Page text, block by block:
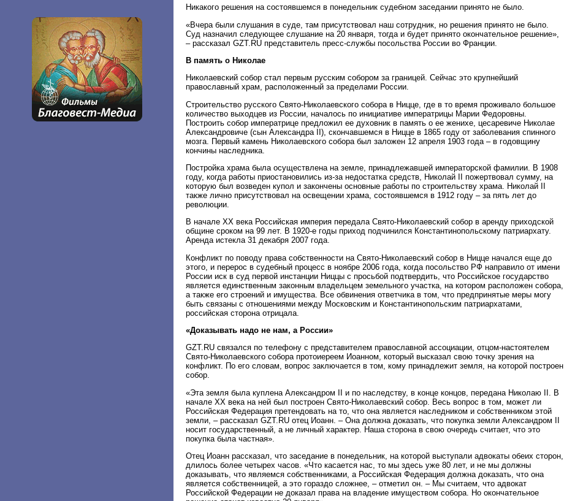
Никакого решения на состоявшемся в понедельник судебном заседании принято не было.
«Вчера были слушания в суде, там присутствовал наш сотрудник, но решения принято не было.
Суд назначил следующее слушание на 20 января, тогда и будет принято окончательное решение»,
– рассказал GZT.RU представитель пресс-службы посольства России во Франции.
В память о Николае
Николаевский собор стал первым русским собором за границей. Сейчас это крупнейший
православный храм, расположенный за пределами России.
Строительство русского Свято-Николаевского собора в Ницце, где в то время проживало большое
количество выходцев из России, началось по инициативе императрицы Марии Федоровны.
Построить собор императрице предложил ее духовник в память о ее женихе, цесаревиче Николае
Александровиче (сын Александра II), скончавшемся в Ницце в 1865 году от заболевания спинного
мозга. Первый камень Николаевского собора был заложен 12 апреля 1903 года – в годовщину
кончины наследника.
Постройка храма была осуществлена на земле, принадлежавшей императорской фамилии. В 1908
году, когда работы приостановились из-за недостатка средств, Николай II пожертвовал сумму, на
которую был возведен купол и закончены основные работы по строительству храма. Николай II
также лично присутствовал на освещении храма, состоявшемся в 1912 году – за пять лет до
революции.
В начале ХХ века Российская империя передала Свято-Николаевский собор в аренду приходской
общине сроком на 99 лет. В 1920-е годы приход подчинился Константинопольскому патриархату.
Аренда истекла 31 декабря 2007 года.
Конфликт по поводу права собственности на Свято-Николаевский собор в Ницце начался еще до
этого, и перерос в судебный процесс в ноябре 2006 года, когда посольство РФ направило от имени
России иск в суд первой инстанции Ниццы с просьбой подтвердить, что Российское государство
является единственным законным владельцем земельного участка, на котором расположен собора,
а также его строений и имущества. Все обвинения ответчика в том, что предпринятые меры могу
быть связаны с отношениями между Московским и Константинопольским патриархатами,
российская сторона отрицала.
«Доказывать надо не нам, а России»
GZT.RU связался по телефону с представителем православной ассоциации, отцом-настоятелем
Свято-Николаевского собора протоиереем Иоанном, который высказал свою точку зрения на
конфликт. По его словам, вопрос заключается в том, кому принадлежит земля, на которой построен
собор.
«Эта земля была куплена Александром II и по наследству, в конце концов, передана Николаю II. В
начале XX века на ней был построен Свято-Николаевский собор. Весь вопрос в том, может ли
Российская Федерация претендовать на то, что она является наследником и собственником этой
земли, – рассказал GZT.RU отец Иоанн. – Она должна доказать, что покупка земли Александром II
носит государственный, а не личный характер. Наша сторона в свою очередь считает, что это
покупка была частная».
Отец Иоанн рассказал, что заседание в понедельник, на которой выступали адвокаты обеих сторон,
длилось более четырех часов. «Что касается нас, то мы здесь уже 80 лет, и не мы должны
доказывать, что являемся собственниками, а Российская Федерация должна доказать, что она
является собственницей, а это гораздо сложнее, – отметил он. – Мы считаем, что адвокат
Российской Федерации не доказал права на владение имуществом собора. Но окончательное